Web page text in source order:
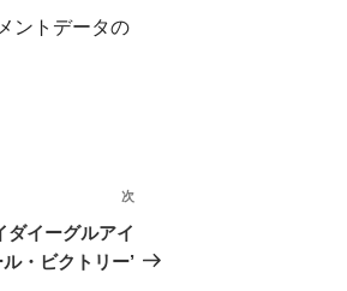
ントデータの
次
投
次
ダイーグルアイ
ル・ビクトリー’